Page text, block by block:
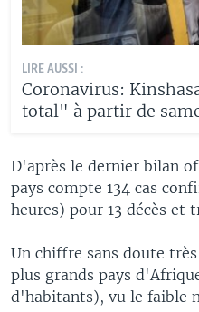
LIRE AUSSI :
Coronavirus:
total" à partir de
D'après le dernier bilan
pays compte 134 cas
heures) pour 13 décès et
Un chiffre sans doute
plus grands pays
d'habitants), vu le faible